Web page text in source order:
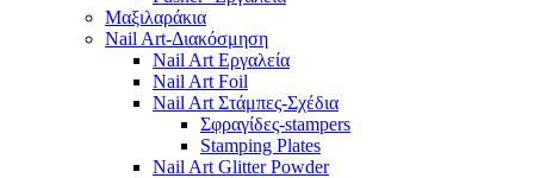
Μαξιλαράκια
Nail Art-Διακόσμηση
Nail Art Εργαλεία
Nail Art Foil
Nail Art Στάμπες-Σχέδια
Σφραγίδες-stampers
Stamping Plates
Nail Art Glitter Powder